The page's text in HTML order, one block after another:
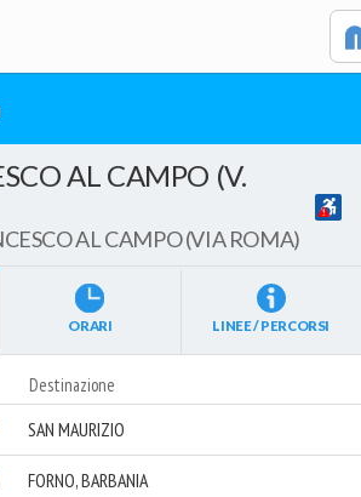
AL CAMPO (V.
AL CAMPO (VIA ROMA)
ORARI LINEE / PERCORSI
Destinazione
SAN MAURIZIO
FORNO, BARBANIA